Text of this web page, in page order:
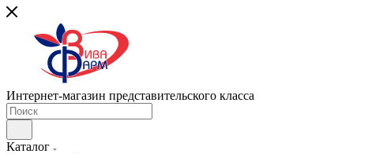
Интернет-магазин представительского класса
Каталог